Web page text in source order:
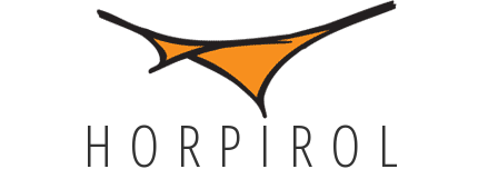
HORPIROL